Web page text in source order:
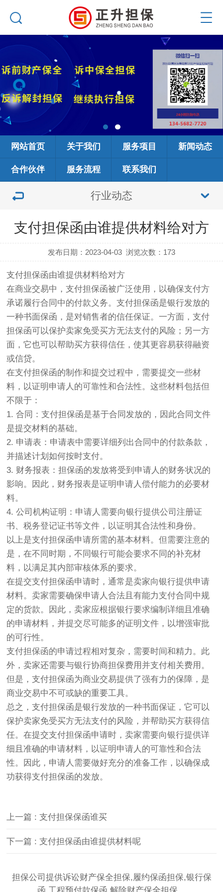
网站首页 关于我们 服务项目 新闻动态
合作伙伴 服务流程 联系我们
行业动态
支付担保函由谁提供材料给对方
发布日期：2023-04-03 浏览次数： 173
支付担保函由谁提供材料给对方
在商业交易中，支付担保函被广泛使用，以确保支付方
承诺履行合同中的付款义务。支付担保函是银行发放的
一种书面保函，是对销售者的信任保证。一方面，支付
担保函可以保护卖家免受买方无法支付的风险；另一方
面，它也可以帮助买方获得信任，使其更容易获得融资
或信贷。
在支付担保函的制作和提交过程中，需要提交一些材
料，以证明申请人的可靠性和合法性。这些材料包括但
不限于：
1. 合同：支付担保函是基于合同发放的，因此合同文件
是提交材料的基础。
2. 申请表：申请表中需要详细列出合同中的付款条款，
并描述计划如何按时支付。
3. 财务报表：担保函的发放将受到申请人的财务状况的
影响。因此，财务报表是证明申请人偿付能力的必要材
料。
4. 公司机构证明：申请人需要向银行提供公司注册证
书、税务登记证书等文件，以证明其合法性和身份。
以上是支付担保函申请所需的基本材料。但需要注意的
是，在不同时期，不同银行可能会要求不同的补充材
料，以满足其内部审核体系的要求。
在提交支付担保函申请时，通常是卖家向银行提供申请
材料。卖家需要确保申请人合法且有能力支付合同中规
定的货款。因此，卖家应根据银行要求编制详细且准确
的申请材料，并提交尽可能多的证明文件，以增强审批
的可行性。
支付担保函的申请过程相对复杂，需要时间和精力。此
外，卖家还需要与银行协商担保费用并支付相关费用。
但是，支付担保函为商业交易提供了强有力的保障，是
商业交易中不可或缺的重要工具。
总之，支付担保函是银行发放的一种书面保证，它可以
保护卖家免受买方无法支付的风险，并帮助买方获得信
任。在提交支付担保函申请时，卖家需要向银行提供详
细且准确的申请材料，以证明申请人的可靠性和合法
性。因此，申请人需要做好充分的准备工作，以确保成
功获得支付担保函的发放。
上一篇 : 支付担保保函谁买
下一篇 : 支付担保函由谁提供材料呢
担保公司提供诉讼财产保全担保,履约保函担保,银行保
函,工程预付款保函,解除财产保全担保。